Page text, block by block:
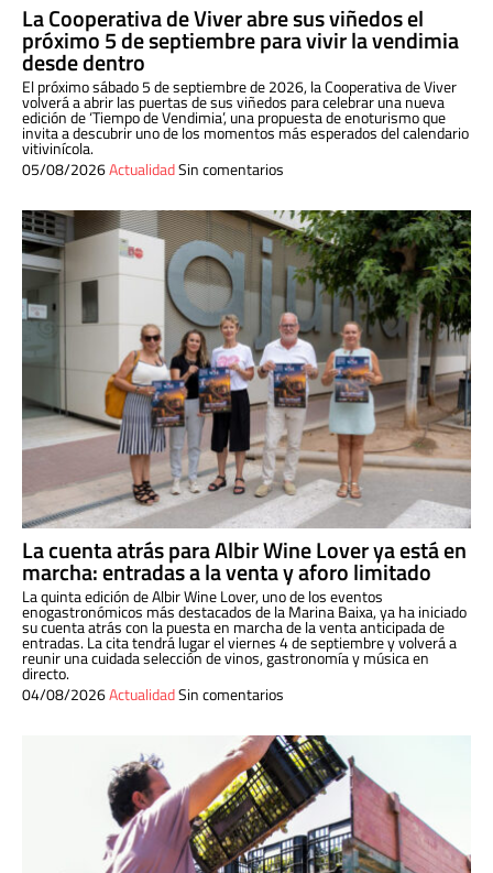
La Cooperativa de Viver abre sus viñedos el
próximo 5 de septiembre para vivir la vendimia
desde dentro
El próximo sábado 5 de septiembre de 2026, la Cooperativa de Viver
volverá a abrir las puertas de sus viñedos para celebrar una nueva
edición de ‘Tiempo de Vendimia’, una propuesta de enoturismo que
invita a descubrir uno de los momentos más esperados del calendario
vitivinícola.
05/08/2026ActualidadSin comentarios
La cuenta atrás para Albir Wine Lover ya está en
marcha: entradas a la venta y aforo limitado
La quinta edición de Albir Wine Lover, uno de los eventos
enogastronómicos más destacados de la Marina Baixa, ya ha iniciado
su cuenta atrás con la puesta en marcha de la venta anticipada de
entradas. La cita tendrá lugar el viernes 4 de septiembre y volverá a
reunir una cuidada selección de vinos, gastronomía y música en
directo.
04/08/2026ActualidadSin comentarios